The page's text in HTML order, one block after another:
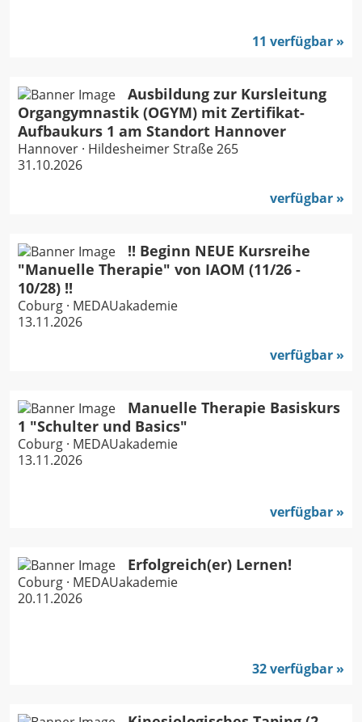
11 verfügbar
Ausbildung zur Kursleitung
Organgymnastik (OGYM) mit Zertifikat-
Aufbaukurs 1 am Standort Hannover
Hannover · Hildesheimer Straße 265
31.10.2026
verfügbar
!! Beginn NEUE Kursreihe
"Manuelle Therapie" von IAOM (11/26 -
10/28) !!
Coburg · MEDAUakademie
13.11.2026
verfügbar
Manuelle Therapie Basiskurs
1 "Schulter und Basics"
Coburg · MEDAUakademie
13.11.2026
verfügbar
Erfolgreich(er) Lernen!
Coburg · MEDAUakademie
20.11.2026
32 verfügbar